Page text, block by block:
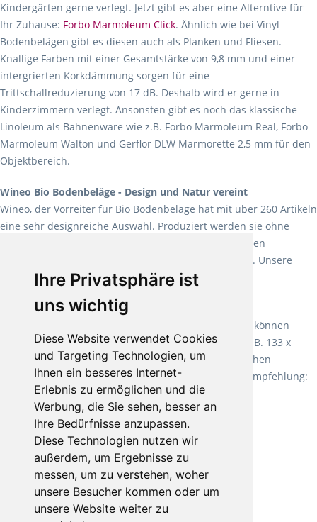
Ihre Privatsphäre ist
uns wichtig
Diese Website verwendet Cookies
und Targeting Technologien, um
Ihnen ein besseres Internet-
Erlebnis zu ermöglichen und die
Werbung, die Sie sehen, besser an
Ihre Bedürfnisse anzupassen.
Diese Technologien nutzen wir
außerdem, um Ergebnisse zu
messen, um zu verstehen, woher
unsere Besucher kommen oder um
unsere Website weiter zu
Kindergärten gerne verlegt. Jetzt gibt es aber eine Alterntive für
Ihr Zuhause: Forbo Marmoleum Click. Ähnlich wie bei Vinyl
Bodenbelägen gibt es diesen auch als Planken und Fliesen.
Knallige Farben mit einer Gesamtstärke von 9,8 mm und einer
intergrierten Korkdämmung sorgen für eine
Trittschallreduzierung von 17 dB. Deshalb wird er gerne in
Kinderzimmern verlegt. Ansonsten gibt es noch das klassische
Linoleum als Bahnenware wie z.B. Forbo Marmoleum Real, Forbo
Marmoleum Walton und Gerflor DLW Marmorette 2,5 mm für den
Objektbereich.
Wineo Bio Bodenbeläge - Design und Natur vereint
Wineo, der Vorreiter für Bio Bodenbeläge hat mit über 260 Artikeln
eine sehr designreiche Auswahl. Produziert werden sie ohne
Weichmacher und Lösungsmittel. Mit allen verfügbaren
Verlegearten ist er für jegliche Bauvorhaben attraktiv. Unsere
Empfehlung:Wineo 1000 Multi Layer XXL.
Teppiche für ein angenehmes Laufgefühl
machen es schon lange vor. Sie können
Teppich in Ihrem gewünschten Sondermaß kaufen, z.B. 133 x
60cm. Vor allem in Schlafzimmern aufgrund der weichen
Oberfläche ein sehr beliebter Zusatzboden. Unsere Empfehlung:
Fletco Fluffy und Fletco Hermelin